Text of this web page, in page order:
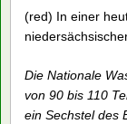
(red) In einer
Die Nationale
von 90 bis 110
ein Sechstel des